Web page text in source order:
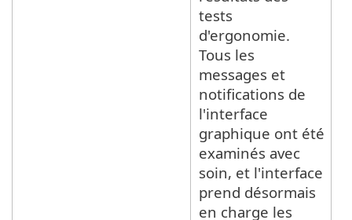
tests
d'ergonomie.
Tous les
messages et
notifications de
l'interface
graphique ont été
examinés avec
soin, et l'interface
prend désormais
en charge les